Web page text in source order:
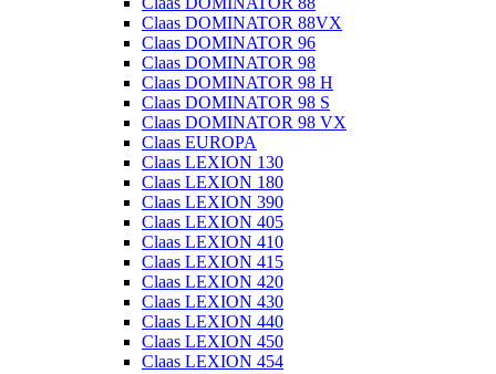
Claas DOMINATOR 88VX
Claas DOMINATOR 96
Claas DOMINATOR 98
Claas DOMINATOR 98 H
Claas DOMINATOR 98 S
Claas DOMINATOR 98 VX
Claas EUROPA
Claas LEXION 130
Claas LEXION 180
Claas LEXION 390
Claas LEXION 405
Claas LEXION 410
Claas LEXION 415
Claas LEXION 420
Claas LEXION 430
Claas LEXION 440
Claas LEXION 450
Claas LEXION 454